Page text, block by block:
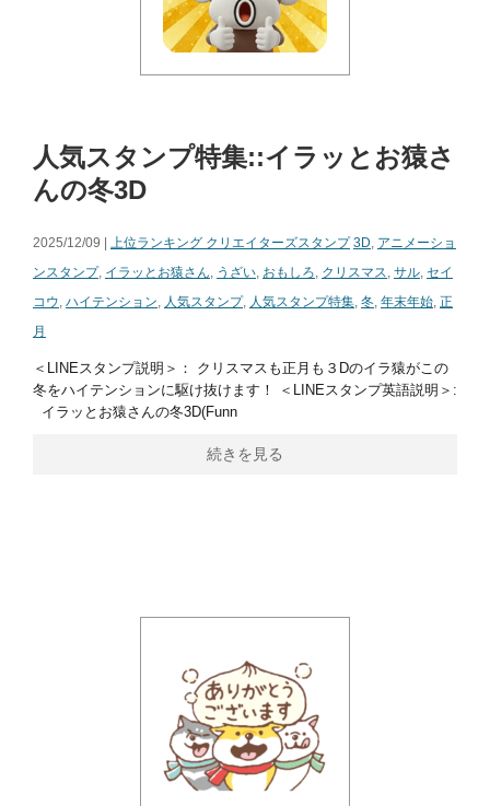
人気スタンプ特集::イラッとお猿さ
んの冬3D
2025/12/09 | 上位ランキング クリエイターズスタンプ 3D, アニメーショ
ンスタンプ, イラッとお猿さん, うざい, おもしろ, クリスマス, サル, セイ
コウ, ハイテンション, 人気スタンプ, 人気スタンプ特集, 冬, 年末年始, 正
月
＜LINEスタンプ説明＞： クリスマスも正月も３Dのイラ猿がこの
冬をハイテンションに駆け抜けます！ ＜LINEスタンプ英語説明＞:
イラッとお猿さんの冬3D(Funn
続きを見る